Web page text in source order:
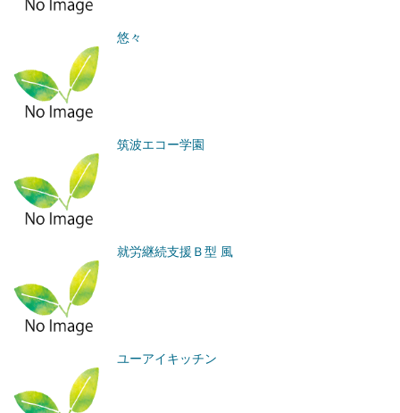
悠々
筑波エコー学園
就労継続支援Ｂ型 風
ユーアイキッチン